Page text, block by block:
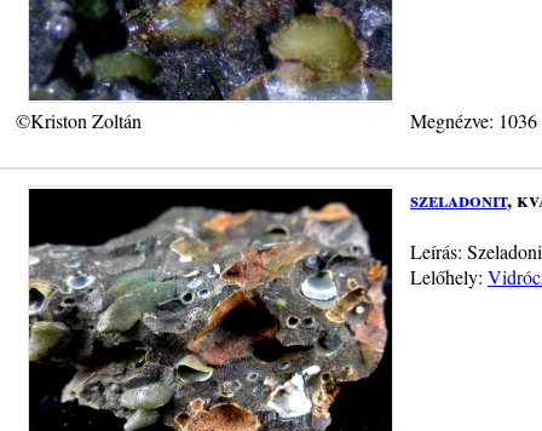
©Kriston Zoltán Megnézve:
szeladonit,
Leírás:
Lelőhely: